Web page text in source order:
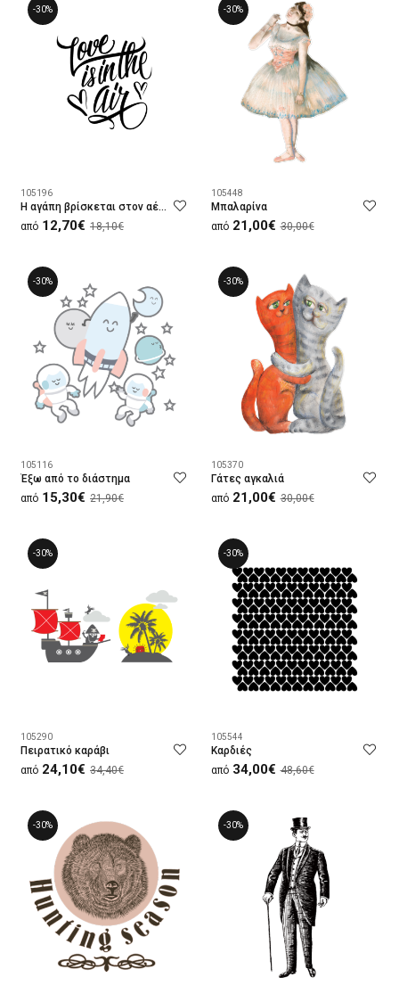
-30%
105196
Η αγάπη βρίσκεται στον αέρα
από 12,70€ 18,10€
-30%
105448
Μπαλαρίνα
από 21,00€ 30,00€
-30%
105116
Έξω από το διάστημα
από 15,30€ 21,90€
-30%
105370
Γάτες αγκαλιά
από 21,00€ 30,00€
-30%
105290
Πειρατικό καράβι
από 24,10€ 34,40€
-30%
105544
Καρδιές
από 34,00€ 48,60€
-30% -30%